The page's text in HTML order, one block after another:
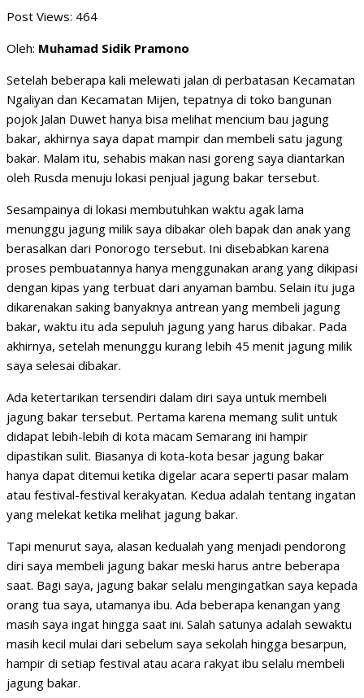
Post Views: 464
Oleh: Muhamad Sidik Pramono
Setelah beberapa kali melewati jalan di perbatasan Kecamatan
Ngaliyan dan Kecamatan Mijen, tepatnya di toko bangunan
pojok Jalan Duwet hanya bisa melihat mencium bau jagung
bakar, akhirnya saya dapat mampir dan membeli satu jagung
bakar. Malam itu, sehabis makan nasi goreng saya diantarkan
oleh Rusda menuju lokasi penjual jagung bakar tersebut.
Sesampainya di lokasi membutuhkan waktu agak lama
menunggu jagung milik saya dibakar oleh bapak dan anak yang
berasalkan dari Ponorogo tersebut. Ini disebabkan karena
proses pembuatannya hanya menggunakan arang yang dikipasi
dengan kipas yang terbuat dari anyaman bambu. Selain itu juga
dikarenakan saking banyaknya antrean yang membeli jagung
bakar, waktu itu ada sepuluh jagung yang harus dibakar. Pada
akhirnya, setelah menunggu kurang lebih 45 menit jagung milik
saya selesai dibakar.
Ada ketertarikan tersendiri dalam diri saya untuk membeli
jagung bakar tersebut. Pertama karena memang sulit untuk
didapat lebih-lebih di kota macam Semarang ini hampir
dipastikan sulit. Biasanya di kota-kota besar jagung bakar
hanya dapat ditemui ketika digelar acara seperti pasar malam
atau festival-festival kerakyatan. Kedua adalah tentang ingatan
yang melekat ketika melihat jagung bakar.
Tapi menurut saya, alasan kedualah yang menjadi pendorong
diri saya membeli jagung bakar meski harus antre beberapa
saat. Bagi saya, jagung bakar selalu mengingatkan saya kepada
orang tua saya, utamanya ibu. Ada beberapa kenangan yang
masih saya ingat hingga saat ini. Salah satunya adalah sewaktu
masih kecil mulai dari sebelum saya sekolah hingga besarpun,
hampir di setiap festival atau acara rakyat ibu selalu membeli
jagung bakar.